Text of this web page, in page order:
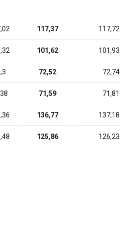
117,37 117,72
101,62 101,93
72,52 72,74
71,59 71,81
136,77 137,18
125,86 126,23